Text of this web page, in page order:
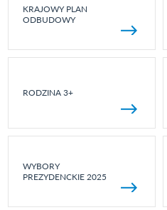
KRAJOWY PLAN
ODBUDOWY
RODZINA 3+
WYBORY
PREZYDENCKIE 2025